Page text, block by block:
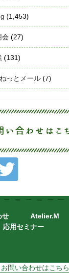
(1,453)
会 (27)
(131)
っとメール (7)
せ
Atelier.M
応用セミナー
お問い合わせはこちら